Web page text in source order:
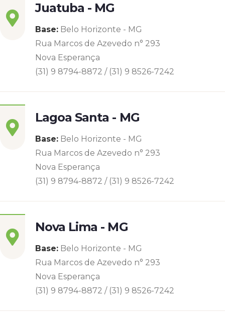
Juatuba - MG
Base: Belo Horizonte - MG
Rua Marcos de Azevedo n° 293
Nova Esperança
(31) 9 8794-8872 / (31) 9 8526-7242
Lagoa Santa - MG
Base: Belo Horizonte - MG
Rua Marcos de Azevedo n° 293
Nova Esperança
(31) 9 8794-8872 / (31) 9 8526-7242
Nova Lima - MG
Base: Belo Horizonte - MG
Rua Marcos de Azevedo n° 293
Nova Esperança
(31) 9 8794-8872 / (31) 9 8526-7242